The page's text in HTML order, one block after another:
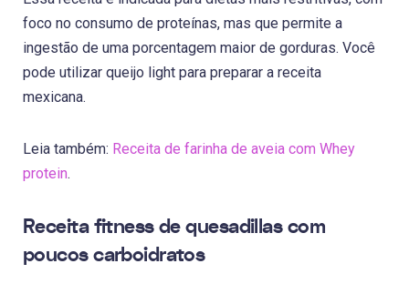
foco no consumo de proteínas, mas que permite a
ingestão de uma porcentagem maior de gorduras. Você
pode utilizar queijo light para preparar a receita
mexicana.
Leia também: Receita de farinha de aveia com Whey
protein.
Receita fitness de quesadillas com
poucos carboidratos